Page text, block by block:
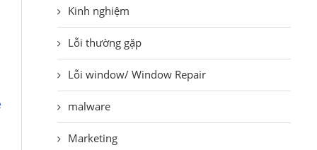
Kinh nghiệm
Lỗi thường gặp
Lỗi window/ Window Repair
malware
Marketing